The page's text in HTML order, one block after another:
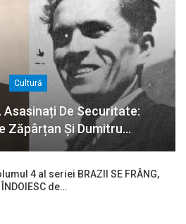
Cultură
Asasinați De Securitate:
Zăpârțan Și Dumitru…
4 al seriei BRAZII SE FRÂNG,
ÎNDOIESC de…